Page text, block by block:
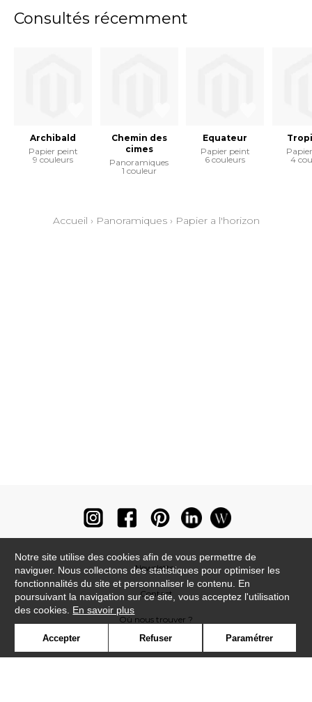
Consultés récemment
Archibald
Papier peint
9 couleurs
Chemin des
cimes
Panoramiques
1 couleur
Equateur
Papier peint
6 couleurs
4
Accueil › Panoramiques› Papier a l'horizon
Newsletter
Contact
Où nous trouver ?
Notre site utilise des cookies afin de vous permettre de
naviguer. Nous collectons des statistiques pour optimiser les
fonctionnalités du site et personnaliser le contenu. En
poursuivant la navigation sur ce site, vous acceptez l'utilisation
des cookies. En savoir plus
Accepter Refuser Paramétrer